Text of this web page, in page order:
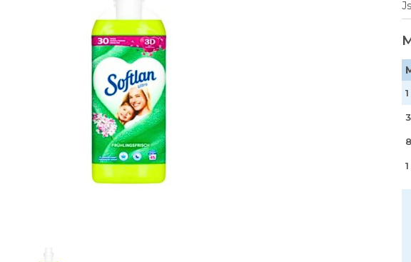
Lenor Professional aviváž Sensitive Cotton 200 dávek, 4 L
Softlan Frühlingsfrisch aviváž, jarní svěžest 1 l